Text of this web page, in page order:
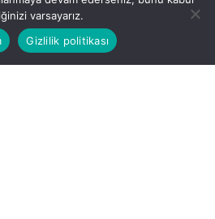
varsayarız.
Gizlilik politikası